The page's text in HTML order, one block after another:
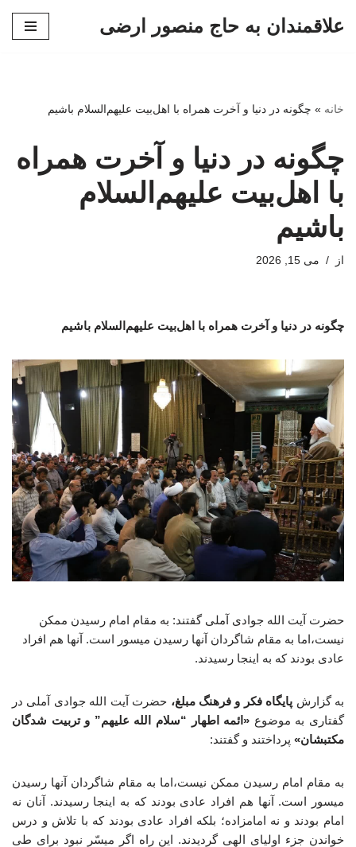
علاقمندان به حاج منصور ارضی
خانه » چگونه در دنیا و آخرت همراه با اهل‌بیت علیهم‌السلام باشیم
چگونه در دنیا و آخرت همراه
با اهل‌بیت علیهم‌السلام
باشیم
از می 15, 2026
چگونه در دنیا و آخرت همراه با اهل‌بیت علیهم‌السلام باشیم
حضرت آیت الله جوادی آملی گفتند: به مقام امام رسیدن ممکن
نیست،اما به مقام شاگردان آنها رسیدن میسور است. آنها هم افراد
عادی بودند که به اینجا رسیدند.
به گزارش پایگاه فکر و فرهنگ مبلغ، حضرت آیت الله جوادی آملی در
گفتاری به موضوع «ائمه اطهار “سلام الله علیهم” و تربیت شدگان
مکتبشان» پرداختند و گفتند:
به مقام امام رسیدن ممکن نیست،اما به مقام شاگردان آنها رسیدن
میسور است. آنها هم افراد عادی بودند که به اینجا رسیدند. آنان نه
امام بودند و نه امامزاده؛ بلکه افراد عادی بودند که با تلاش و درس
خواندن جزء اولیای الهی گردیدند. این راه اگر میسّر نبود برای طی